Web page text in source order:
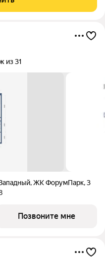
из 31
,ЖК ФорумПарк,3
Позвоните мне